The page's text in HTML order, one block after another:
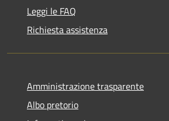
Leggi le FAQ
Richiesta assistenza
Amministrazione trasparente
Albo pretorio